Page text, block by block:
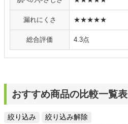
漏れにくさ ★★★★★
総合評価 4.3点
おすすめ商品の比較一覧表
絞り込み
絞り込み解除